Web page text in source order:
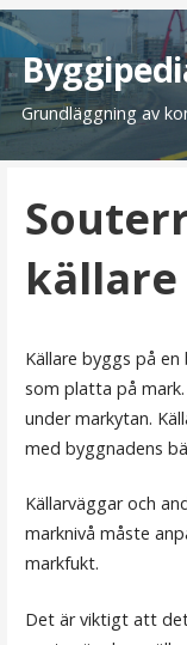
H
o
p
p Grundläggning av
källare
Källare byggs på
som platta på
under markytan.
med byggnadens
Källarväggar och
marknivå måste
markfukt.
Det är viktigt att